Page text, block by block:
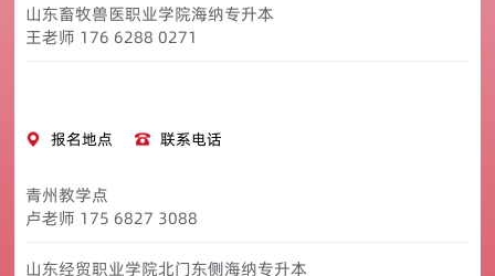
山东畜牧兽医职业学院海纳专升本
王老师 176 6288 0271
报名地点 联系电话
青州教学点
卢老师 175 6827 3088
山东经贸职业学院北门东侧海纳专升本